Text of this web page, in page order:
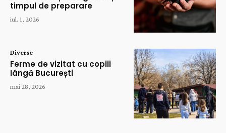
timpul de preparare
iul. 1, 2026
Diverse
Ferme de vizitat cu copiii
lângă București
mai 28, 2026